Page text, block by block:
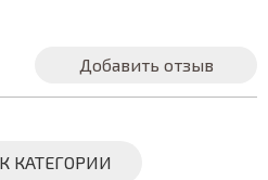
Добавить отзыв
КАТЕГОРИИ